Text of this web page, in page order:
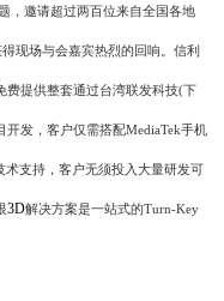
，邀请超过两百位来自全国各地
现场与会嘉宾热烈的回响。信利
费提供整套通过台湾联发科技(下
开发，客户仅需搭配MediaTek手机
支持，客户无须投入大量研发可
3D解决方案是一站式的Turn-Key